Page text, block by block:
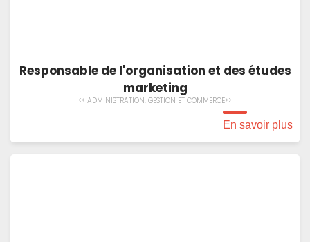
Responsable de l'organisation et des études
marketing
<< ADMINISTRATION, GESTION ET COMMERCE>>
En savoir plus